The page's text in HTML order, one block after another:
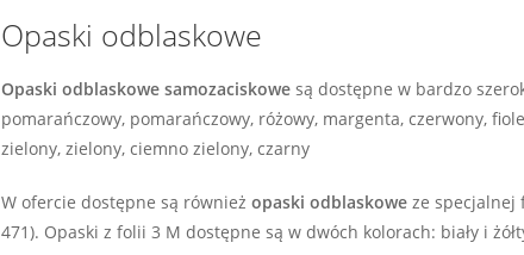
Opaski odblaskowe
Opaski odblaskowe samozaciskowe są dostępne w bardzo
pomarańczowy, pomarańczowy, różowy, margenta, czerwony,
zielony, zielony, ciemno zielony, czarny
W ofercie dostępne są również opaski odblaskowe ze specjalnej
471). Opaski z folii 3 M dostępne są w dwóch kolorach: biały i